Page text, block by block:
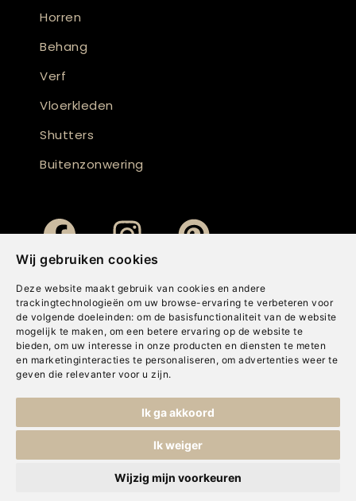
Wij gebruiken cookies
Deze website maakt gebruik van cookies en andere
trackingtechnologieën om uw browse-ervaring te verbeteren voor
de volgende doeleinden: om de basisfunctionaliteit van de website
mogelijk te maken , om een betere ervaring op de website te
bieden, om uw interesse in onze producten en diensten te meten
en marketinginteracties te personaliseren , om advertenties weer te
geven die relevanter voor u zijn.
Ik ga akkoord
Ik weiger
Wijzig mijn voorkeuren
Horren
Behang
Verf
Vloerkleden
Shutters
Buitenzonwering
Cookies